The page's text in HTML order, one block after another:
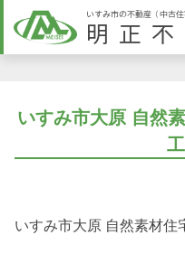
いすみ市の不動産（中古
明正不
いすみ市大原 自然
いすみ市大原 自然素材